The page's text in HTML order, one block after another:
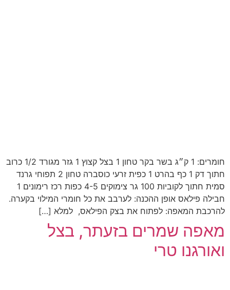
חומרים: 1 ק״ג בשר בקר טחון 1 בצל קצוץ 1 גזר מגורד 1/2 כרוב
חתוך דק 1 כף בהרט 1 כפית זרעי כוסברה טחון 2 תפוחי גרנד
סמית חתוך לקוביות 100 גר צימוקים 4-5 כפות רכז רימונים 1
חבילה פילאס אופן ההכנה: לערבב את כל חומרי המילוי בקערה.
להרכבת המאפה: לפתוח את בצק הפילאס, למלא […]
מאפה שמרים בזעתר, בצל
ואורגנו טרי